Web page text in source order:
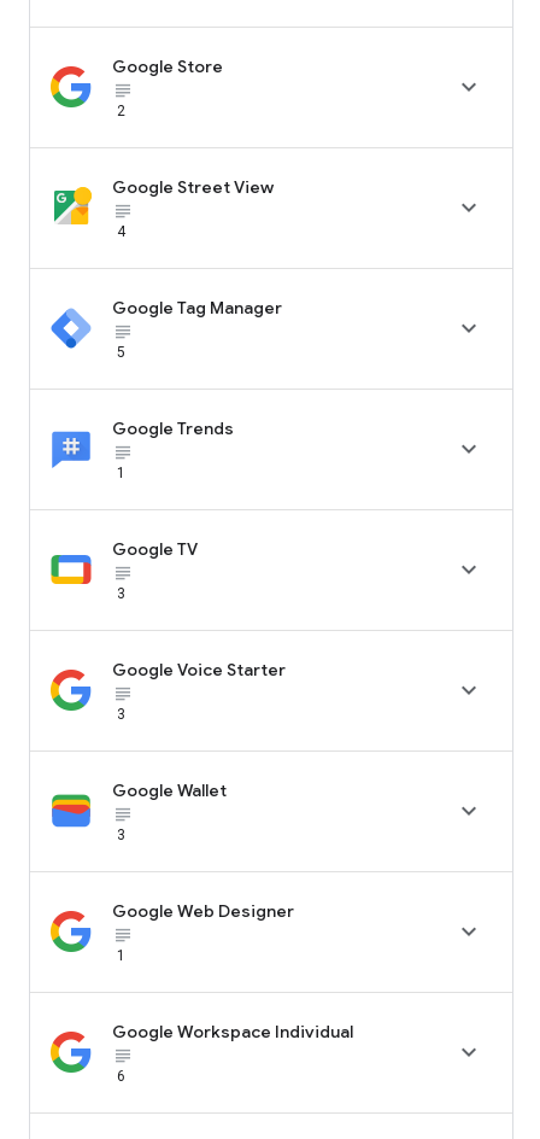
Google Store
subject_black
2

Google Street View
subject_black
4

Google Tag Manager
subject_black
5

Google Trends
subject_black
1

Google TV
subject_black
3

Google Voice Starter
subject_black
3

Google Wallet
subject_black
3

Google Web Designer
subject_black
1

Google Workspace Individual
subject_black
6
